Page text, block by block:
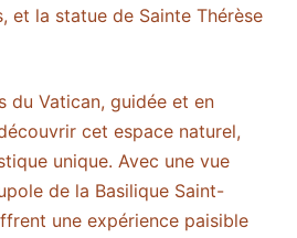
et la statue de Sainte Thérèse
du Vatican, guidée et en
cet espace naturel,
unique. Avec une vue
de la Basilique Saint-
une expérience paisible